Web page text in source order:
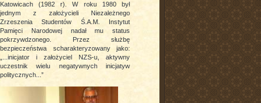
Katowicach (1982 r). W roku 1980 był
jednym z założycieli Niezależnego
Zrzeszenia Studentów Ś.A.M. Instytut
Pamięci Narodowej nadał mu status
pokrzywdzonego. Przez służbę
bezpieczeństwa scharakteryzowany jako:
„...inicjator i założyciel NZS-u, aktywny
uczestnik wielu negatywnych inicjatyw
politycznych...”